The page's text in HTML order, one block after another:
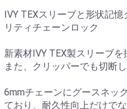
IVY TEXスリーブと形状記
リティチェーンロック
新素材IVY TEX製スリーブ
また、クリッパーでも切断
6mmチェーンにグースネッ
ており、耐久性向上だけでな